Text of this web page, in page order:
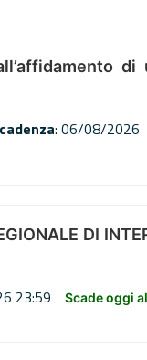
: 06/08/2026
DI
23:59 Scade oggi